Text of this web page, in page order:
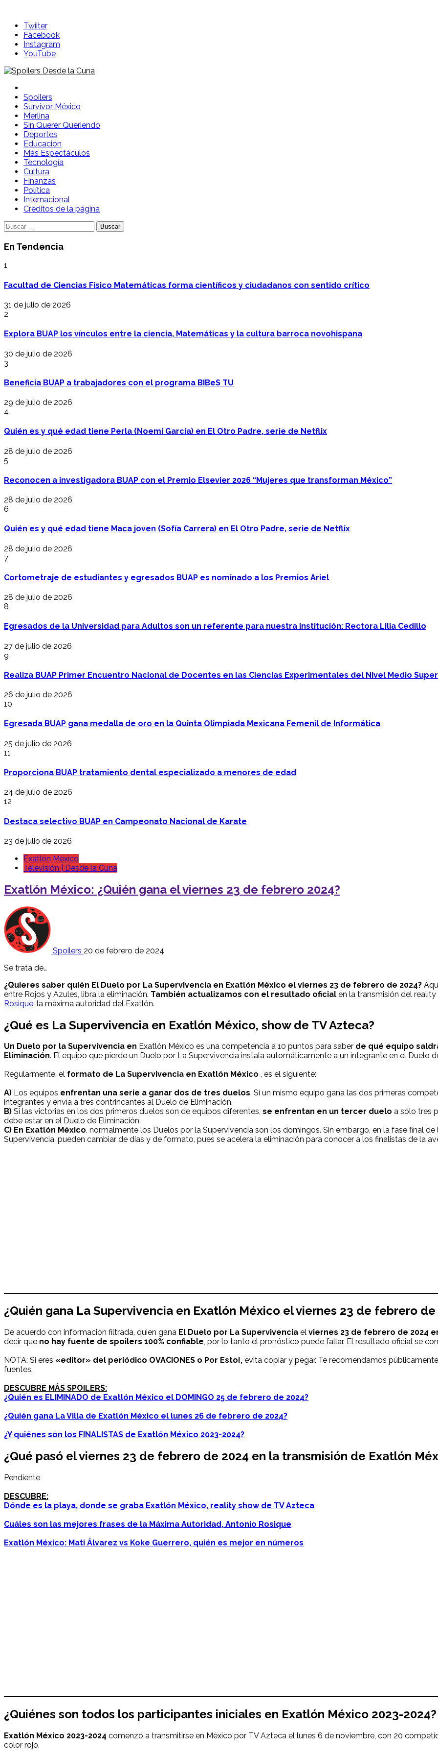
contentTwiiter
Facebook
Instagram
YouTube
Spoilers Desde la Cuna
Sitio con información sobre series, película, reality shows y telenovelas
Spoilers
Survivor México
Merlina
Sin Querer Queriendo
Deportes
Educación
Más Espectáculos
Tecnología
Cultura
Finanzas
Política
Internacional
Créditos de la página
Buscar:
En Tendencia
1
Facultad de Ciencias Físico Matemáticas forma científicos y ciudadanos con sentido crítico
31 de julio de 2026
2
Explora BUAP los vínculos entre la ciencia, Matemáticas y la cultura barroca novohispana
30 de julio de 2026
3
Beneficia BUAP a trabajadores con el programa BIBeS TU
29 de julio de 2026
4
Quién es y qué edad tiene Perla (Noemí García) en El Otro Padre, serie de Netflix
28 de julio de 2026
5
Reconocen a investigadora BUAP con el Premio Elsevier 2026 “Mujeres que transforman México”
28 de julio de 2026
6
Quién es y qué edad tiene Maca joven (Sofía Carrera) en El Otro Padre, serie de Netflix
28 de julio de 2026
7
Cortometraje de estudiantes y egresados BUAP es nominado a los Premios Ariel
28 de julio de 2026
8
Egresados de la Universidad para Adultos son un referente para nuestra institución: Rectora Lilia Cedillo
27 de julio de 2026
9
Realiza BUAP Primer Encuentro Nacional de Docentes en las Ciencias Experimentales del Nivel Medio
26 de julio de 2026
10
Egresada BUAP gana medalla de oro en la Quinta Olimpiada Mexicana Femenil de Informática
25 de julio de 2026
11
Proporciona BUAP tratamiento dental especializado a menores de edad
24 de julio de 2026
12
Destaca selectivo BUAP en Campeonato Nacional de Karate
23 de julio de 2026
Exatlón México
Televisión | Desde la Cuna
Exatlón México: ¿Quién gana el viernes 23 de febrero 2024?
Spoilers 20 de febrero de 2024
Se trata de…
¿Quieres saber quién El Duelo por La Supervivencia en Exatlón México el viernes 23 de febrero de 2024?
entre Rojos y Azules, libra la eliminación. También actualizamos con el resultado oficial en la transmisión del
Rosique , la máxima autoridad del Exatlón.
¿Qué es La Supervivencia en Exatlón México, show de TV Azteca?
Un Duelo por la Supervivencia en Exatlón México es una competencia a 10 puntos para saber de qué equipo
Eliminación. El equipo que pierde un Duelo por La Supervivencia instala automáticamente a un integrante en el Duelo
Regularmente, el formato de La Supervivencia en Exatlón México , es el siguiente:
A) Los equipos enfrentan una serie a ganar dos de tres duelos. Si un mismo equipo gana las dos primeras
integrantes y envía a tres contrincantes al Duelo de Eliminación.
B) Si las victorias en los dos primeros duelos son de equipos diferentes, se enfrentan en un tercer duelo a sólo tres
debe estar en el Duelo de Eliminación.
C) En Exatlón México, normalmente los Duelos por la Supervivencia son los domingos. Sin embargo, en la fase final
Supervivencia, pueden cambiar de días y de formato, pues se acelera la eliminación para conocer a los finalistas de la
¿Quién gana La Supervivencia en Exatlón México el viernes 23 de febrero de
De acuerdo con información filtrada, quien gana El Duelo por La Supervivencia el viernes 23 de febrero de 2024
decir que no hay fuente de spoilers 100% confiable, por lo tanto el pronóstico puede fallar. El resultado oficial se
NOTA: Si eres «editor» del periódico OVACIONES o Por Esto!, evita copiar y pegar. Te recomendamos
fuentes.
DESCUBRE MÁS SPOILERS:
¿Quién es ELIMINADO de Exatlón México el DOMINGO 25 de febrero de 2024?
¿Quién gana La Villa de Exatlón México el lunes 26 de febrero de 2024?
¿Y quiénes son los FINALISTAS de Exatlón México 2023-2024?
¿Qué pasó elviernes 23 de febrero de 2024 en la transmisión de Exatlón
Pendiente
DESCUBRE:
Dónde es la playa, donde se graba Exatlón México, reality show de TV Azteca
Cuáles son las mejores frases de la Máxima Autoridad, Antonio Rosique
Exatlón México: Mati Álvarez vs Koke Guerrero, quién es mejor en números
¿Quiénes son todos los participantes iniciales en Exatlón México 2023-2024?
Exatlón México 2023-2024 comenzó a transmitirse en México por TV Azteca el lunes 6 de noviembre, con 20
color rojo.